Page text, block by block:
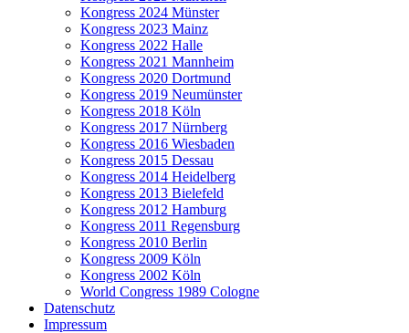
Kongress 2024 Münster
Kongress 2023 Mainz
Kongress 2022 Halle
Kongress 2021 Mannheim
Kongress 2020 Dortmund
Kongress 2019 Neumünster
Kongress 2018 Köln
Kongress 2017 Nürnberg
Kongress 2016 Wiesbaden
Kongress 2015 Dessau
Kongress 2014 Heidelberg
Kongress 2013 Bielefeld
Kongress 2012 Hamburg
Kongress 2011 Regensburg
Kongress 2010 Berlin
Kongress 2009 Köln
Kongress 2002 Köln
World Congress 1989 Cologne
Datenschutz
Impressum